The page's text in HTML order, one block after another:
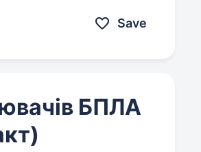
Save
БПЛА